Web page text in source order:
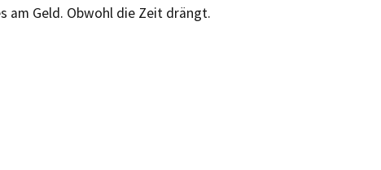
am Geld. Obwohl die Zeit drängt.